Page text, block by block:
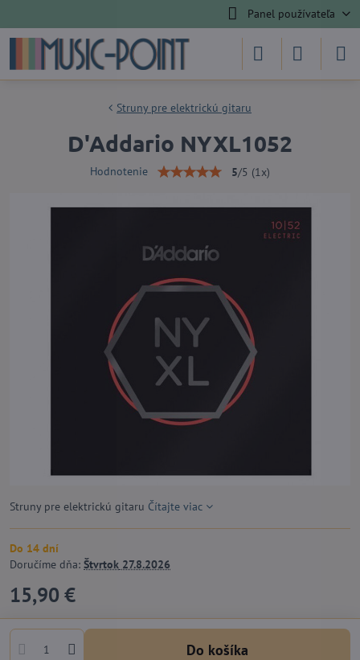
Panel používateľa
Struny pre elektrickú gitaru
D'Addario NYXL1052
Hodnotenie 5/5 (1 x)
Struny pre elektrickú gitaru Čítajte viac
Do 14 dní
Doručíme dňa: Štvrtok 27.8.2026
15,90 €
Do košíka